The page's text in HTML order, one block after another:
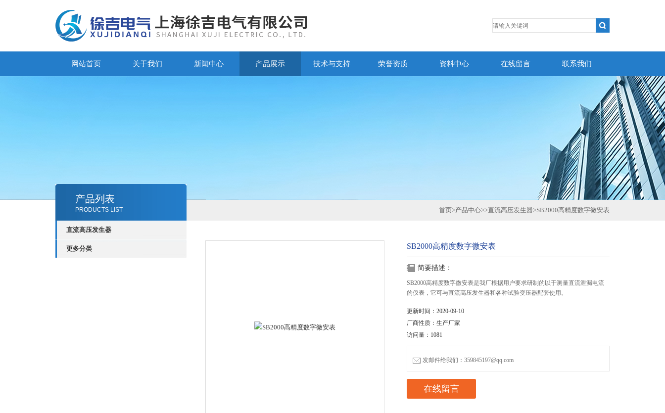
网站首页 关于我们 新闻中心 产品展示 技术与支持 荣誉资质 资料中心 在线留言 联系我们
产品列表
PRODUCTS LIST
直流高压发生器
更多分类
首页>产品中心>>直流高压发生器>SB2000高精度数字微安表
SB2000高精度数字微安表
简要描述：
SB2000高精度数字微安表是我厂根据用户要求研制的以于测量直流泄漏电流
的仪表，它可与直流高压发生器和各种试验变压器配套使用。
更新时间：2020-09-10
厂商性质：生产厂家
访问量：1081
发邮件给我们：359845197@qq.com
在线留言